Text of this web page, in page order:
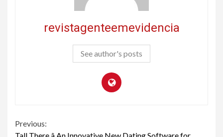
revistagenteemevidencia
See author's posts
Continue
Previous: